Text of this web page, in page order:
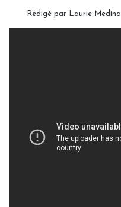
Rédigé par Laurie Medina